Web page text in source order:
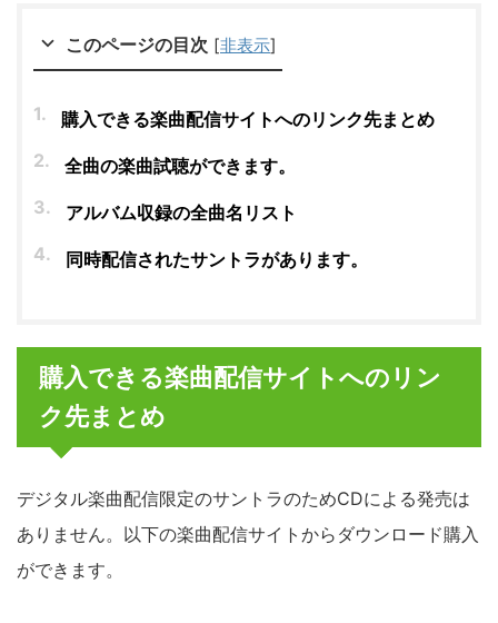
このページの目次 [非表示]
購入できる楽曲配信サイトへのリンク先まとめ
全曲の楽曲試聴ができます。
アルバム収録の全曲名リスト
同時配信されたサントラがあります。
購入できる楽曲配信サイトへのリン
ク先まとめ
デジタル楽曲配信限定のサントラのためCDによる発売は
ありません。以下の楽曲配信サイトからダウンロード購入
ができます。